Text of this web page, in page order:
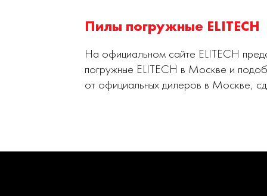
Пилы погружные ELITECH
На официальном сайте ELITECH
погружные ELITECH в Москве и
от официальных дилеров в Москве,